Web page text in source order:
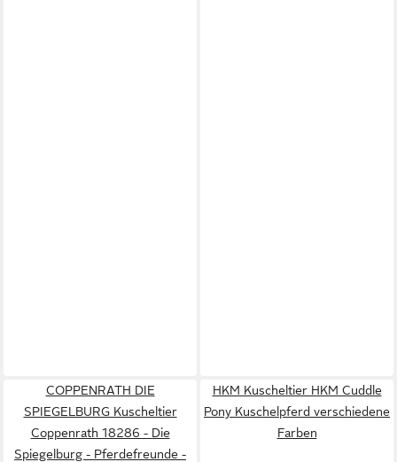
COPPENRATH DIE
SPIEGELBURG Kuscheltier
Coppenrath 18286 - Die
Spiegelburg - Pferdefreunde -
HKM Kuscheltier HKM Cuddle
Pony Kuschelpferd verschiedene
Farben